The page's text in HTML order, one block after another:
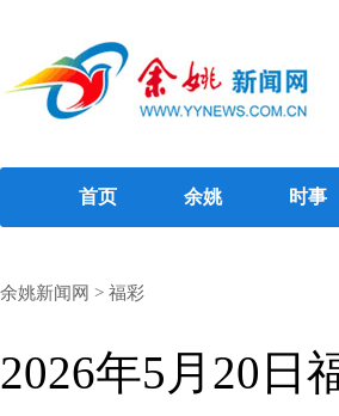
首页 余姚 时事
余姚新闻网 > 福彩
2026年5月20日